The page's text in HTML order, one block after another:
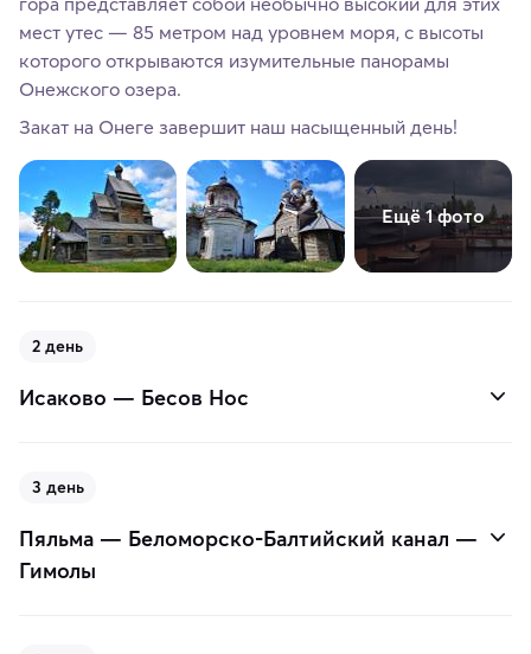
мест утес — 85 метром над уровнем моря, с высоты
которого открываются изумительные панорамы
Онежского озера.
Закат на Онеге завершит наш насыщенный день!
Ещё 1 фото
2 день
Исаково — Бесов Нос
3 день
Пяльма — Беломорско-Балтийский канал —
Гимолы